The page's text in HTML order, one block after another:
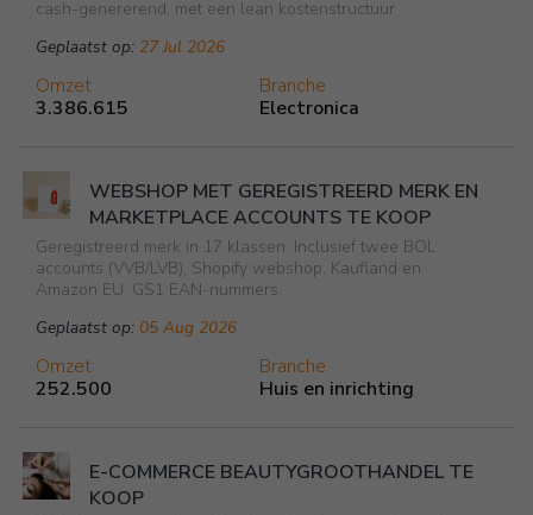
Omzet
3.386.615
Branche
Electronica
cash-genererend, met een lean kostenstructuur
Geplaatst op: 27 Jul 2026
Omzet
252.500
Branche
Huis en inrichting
WEBSHOP MET GEREGISTREERD MERK EN
MARKETPLACE ACCOUNTS TE KOOP
Geregistreerd merk in 17 klassen. Inclusief twee BOL
accounts (VVB/LVB), Shopify webshop, Kaufland en
Amazon EU. GS1 EAN-nummers.
Geplaatst op: 05 Aug 2026
E-COMMERCE BEAUTYGROOTHANDEL TE
KOOP